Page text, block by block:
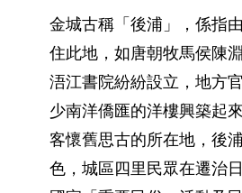
金城古稱「後浦」，係指
住此地，如唐朝牧馬侯陳
浯江書院紛紛設立，地方
少南洋僑匯的洋樓興築起
客懷舊思古的所在地，後
色，城區四里民眾在遷治